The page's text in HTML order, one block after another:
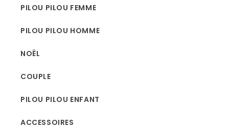
PILOU PILOU FEMME
PILOU PILOU HOMME
NOËL
COUPLE
PILOU PILOU ENFANT
ACCESSOIRES